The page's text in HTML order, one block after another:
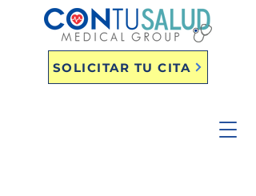
SOLICITAR TU CITA